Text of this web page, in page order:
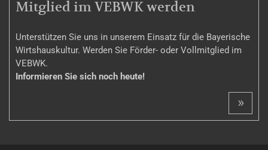
Mitglied im VEBWK werden
Unterstützen Sie uns in unserem Einsatz für die Bayerische
Wirtshauskultur. Werden Sie Förder- oder Vollmitglied im
VEBWK.
Informieren Sie sich noch heute!
»